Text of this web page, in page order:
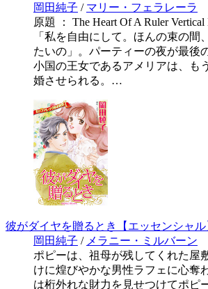
岡田純子 / マリー・フェラレーラ
原題 ： The Heart Of A Ruler Vertical
「私を自由にして。ほんの束の間
たいの」。パーティーの夜が最後
小国の王女であるアメリアは、も
婚させられる。…
彼がダイヤを贈るとき【エッセンシャル
岡田純子 / メラニー・ミルバーン
ポピーは、祖母が残してくれた屋
けに煌びやかな男性ラフェに心奪
は桁外れな財力を見せつけてポピ